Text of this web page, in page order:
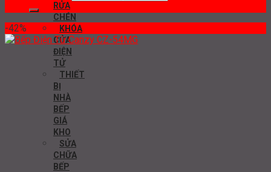
RỬA
CHÉN
KHÓA
CỬA
ĐIỆN
TỬ
THIẾT
BỊ
NHÀ
BẾP
GIÁ
KHO
SỬA
CHỮA
BẾP
-42%